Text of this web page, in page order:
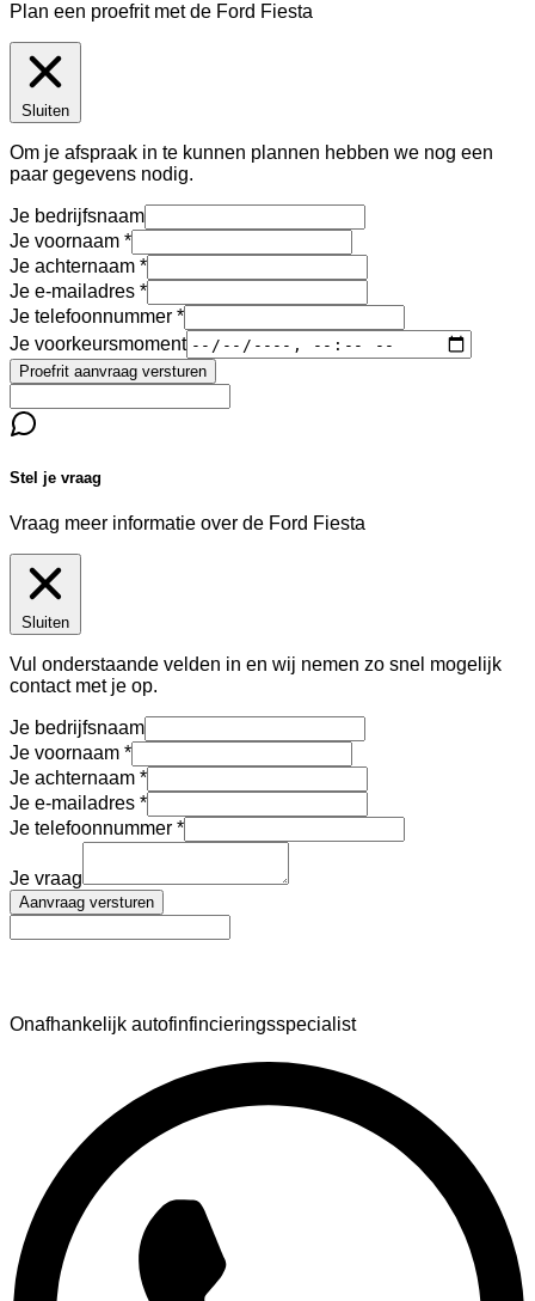
Plan een proefrit met de Ford Fiesta
Sluiten
Om je afspraak in te kunnen plannen hebben we nog een
paar gegevens nodig.
Je bedrijfsnaam
Je voornaam
Je achternaam
Je e-mailadres
Je telefoonnummer
Je voorkeursmoment
Proefrit aanvraag versturen
Stel je vraag
Vraag meer informatie over de Ford Fiesta
Sluiten
Vul onderstaande velden in en wij nemen zo snel mogelijk
contact met je op.
Je bedrijfsnaam
Je voornaam
Je achternaam
Je e-mailadres
Je telefoonnummer
Je vraag
Aanvraag versturen
Onafhankelijk autofinfincieringsspecialist